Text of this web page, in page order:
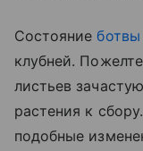
Состояниеботвы
клубней.
листьев
растения к
подобные